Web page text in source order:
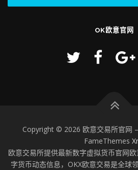
OK欧意官网
Copyright © 2026 欧意交易所官网 –
FameThemes
欧意交易所提供最新数字虚拟货币官网
字货币动态信息，OKX欧意交易是全球